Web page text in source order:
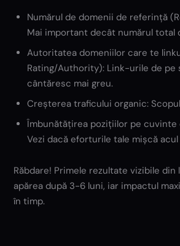
Numărul de domenii de referință
Mai important decât numărul total
Autoritatea domeniilor care te
Rating/Authority): Link-urile de
cântăresc mai greu.
Creșterea traficului organic: Scopul
Îmbunătățirea pozițiilor pe
Vezi dacă eforturile tale mișcă acul
Răbdare! Primele rezultate vizibile din
apărea după 3-6 luni, iar impactul
în timp.